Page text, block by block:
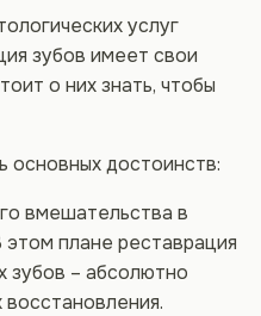
услуг
зубов имеет свои
о них знать, чтобы
основных достоинств:
вмешательства в
плане реставрация
зубов – абсолютно